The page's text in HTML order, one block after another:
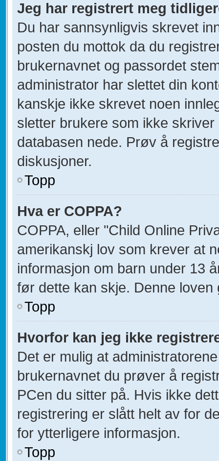
Jeg har registrert meg
Du har sannsynligvis skrevet
posten du mottok da du
brukernavnet og passordet
administrator har slettet din
kanskje ikke skrevet noen
sletter brukere som ikke
databasen nede. Prøv å
diskusjoner.
Topp
Hva er COPPA?
COPPA, eller "Child Online
amerikanskj lov som krever at
informasjon om barn under 13
før dette kan skje. Denne
Topp
Hvorfor kan jeg ikke
Det er mulig at
brukernavnet du prøver å
PCen du sitter på. Hvis ikke
registrering er slått helt av for
for ytterligere informasjon.
Topp